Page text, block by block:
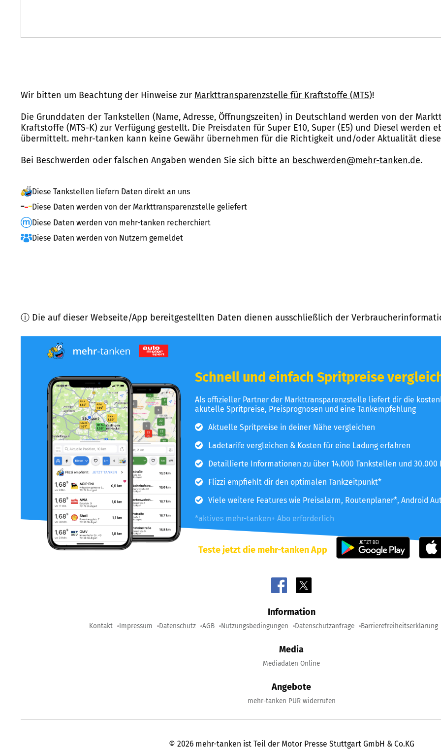
Wir bitten um Beachtung der Hinweise zur Markttransparenzstelle für Kraftstoffe (MTS)!
Die Grunddaten der Tankstellen (Name, Adresse, Öffnungszeiten) in Deutschland werden von der
Kraftstoffe (MTS-K) zur Verfügung gestellt. Die Preisdaten für Super E10, Super (E5) und Diesel werden
übermittelt. mehr-tanken kann keine Gewähr übernehmen für die Richtigkeit und/oder Aktualität
Bei Beschwerden oder falschen Angaben wenden Sie sich bitte an beschwerden@mehr-tanken.de.
Diese Tankstellen liefern Daten direkt an uns
Diese Daten werden von der Markttransparenzstelle geliefert
Diese Daten werden von mehr-tanken recherchiert
Diese Daten werden von Nutzern gemeldet
ⓘ Die auf dieser Webseite/App bereitgestellten Daten dienen ausschließlich der
Schnell und einfach Spritpreise
Als offizieller Partner der Markttransparenzstelle liefert dir die
akutelle Spritpreise, Preisprognosen und eine Tankempfehlung
Aktuelle Spritpreise in deiner Nähe vergleichen
Ladetarife vergleichen & Kosten für eine Ladung erfahren
Detaillierte Informationen zu über 14.000 Tankstellen und 30.000
Flizzi empfiehlt dir den optimalen Tankzeitpunkt*
Viele weitere Features wie Preisalarm, Routenplaner*, Android
*aktives mehr-tanken+ Abo erforderlich
Teste jetzt die mehr-tanken App
Information
Kontakt Impressum Datenschutz AGB Nutzungsbedingungen Datenschutzanfrage Barrierefreiheitserklärung
Media
Mediadaten Online
Angebote
mehr-tanken PUR widerrufen
© 2026 mehr-tanken ist Teil der Motor Presse Stuttgart GmbH & Co.KG